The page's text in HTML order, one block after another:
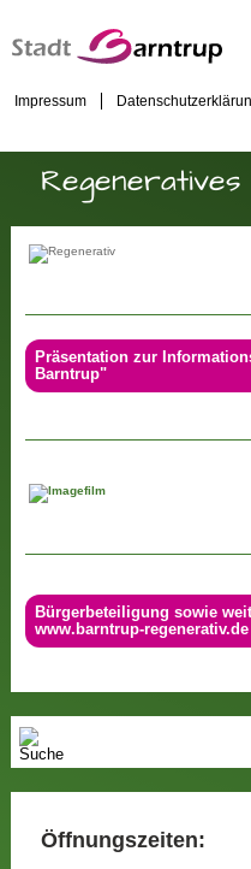
Impressum
Präsentation zur
Barntrup"
Bürgerbeteiligung sowie
www.barntrup-regenerativ.de
Öffnungszeiten: